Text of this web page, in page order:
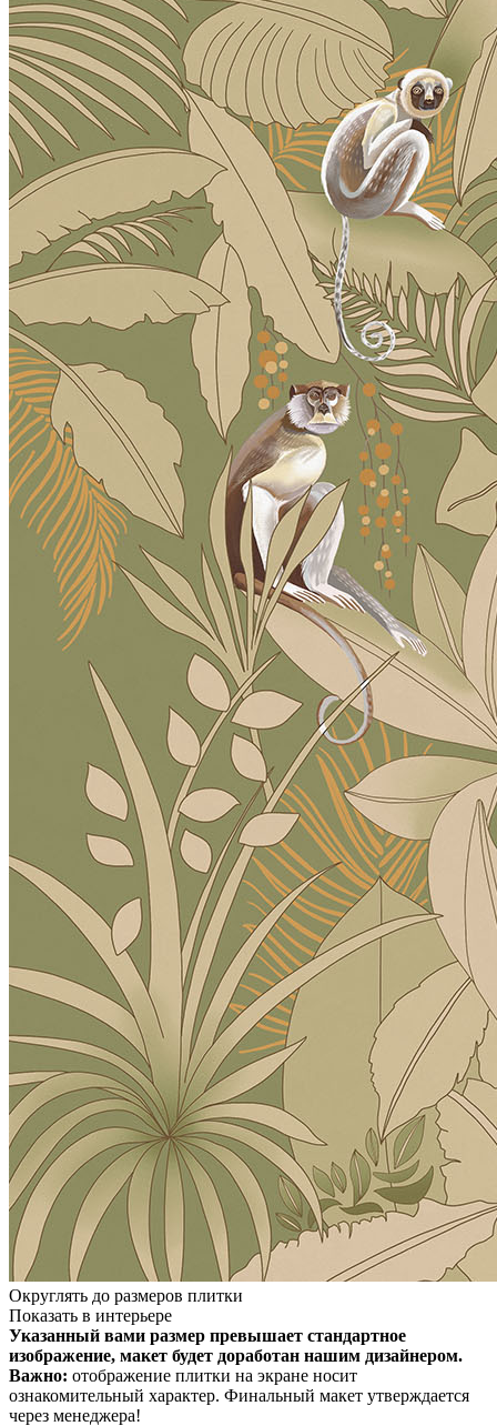
Округлять до размеров плитки
Показать в интерьере
Указанный вами размер превышает стандартное
изображение, макет будет доработан нашим дизайнером.
Важно: отображение плитки на экране носит
ознакомительный характер. Финальный макет утверждается
через менеджера!